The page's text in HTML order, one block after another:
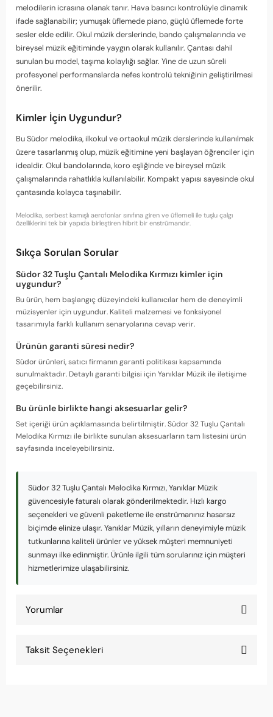
melodilerin icrasına olanak tanır. Hava basıncı kontrolüyle dinamik
ifade sağlanabilir; yumuşak üflemede piano, güçlü üflemede forte
sesler elde edilir. Okul müzik derslerinde, bando çalışmalarında ve
bireysel müzik eğitiminde yaygın olarak kullanılır. Çantası dahil
sunulan bu model, taşıma kolaylığı sağlar. Yine de uzun süreli
profesyonel performanslarda nefes kontrolü tekniğinin geliştirilmesi
önerilir.
Kimler İçin Uygundur?
Bu Südor melodika, ilkokul ve ortaokul müzik derslerinde kullanılmak
üzere tasarlanmış olup, müzik eğitimine yeni başlayan öğrenciler için
idealdir. Okul bandolarında, koro eşliğinde ve bireysel müzik
çalışmalarında rahatlıkla kullanılabilir. Kompakt yapısı sayesinde okul
çantasında kolayca taşınabilir.
Melodika, serbest kamışlı aerofonlar sınıfına giren ve üflemeli ile tuşlu çalgı
özelliklerini tek bir yapıda birleştiren hibrit bir enstrümandır.
Sıkça Sorulan Sorular
Südor 32 Tuşlu Çantalı Melodika Kırmızı kimler için
uygundur?
Bu ürün, hem başlangıç düzeyindeki kullanıcılar hem de deneyimli
müzisyenler için uygundur. Kaliteli malzemesi ve fonksiyonel
tasarımıyla farklı kullanım senaryolarına cevap verir.
Ürünün garanti süresi nedir?
Südor ürünleri, satıcı firmanın garanti politikası kapsamında
sunulmaktadır. Detaylı garanti bilgisi için Yanıklar Müzik ile iletişime
geçebilirsiniz.
Bu ürünle birlikte hangi aksesuarlar gelir?
Set içeriği ürün açıklamasında belirtilmiştir. Südor 32 Tuşlu Çantalı
Melodika Kırmızı ile birlikte sunulan aksesuarların tam listesini ürün
sayfasında inceleyebilirsiniz.
Südor 32 Tuşlu Çantalı Melodika Kırmızı, Yanıklar Müzik
güvencesiyle faturalı olarak gönderilmektedir. Hızlı kargo
seçenekleri ve güvenli paketleme ile enstrümanınız hasarsız
biçimde elinize ulaşır. Yanıklar Müzik, yılların deneyimiyle müzik
tutkunlarına kaliteli ürünler ve yüksek müşteri memnuniyeti
sunmayı ilke edinmiştir. Ürünle ilgili tüm sorularınız için müşteri
hizmetlerimize ulaşabilirsiniz.
Yorumlar
Taksit Seçenekleri